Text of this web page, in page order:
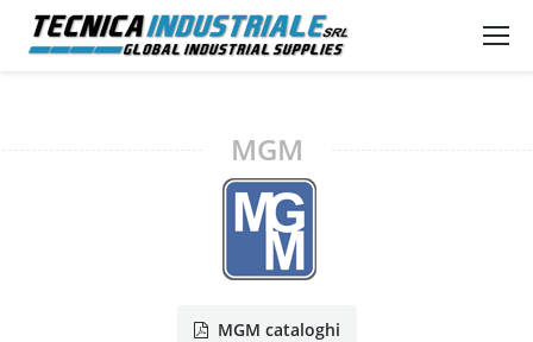
MGM
MGM cataloghi